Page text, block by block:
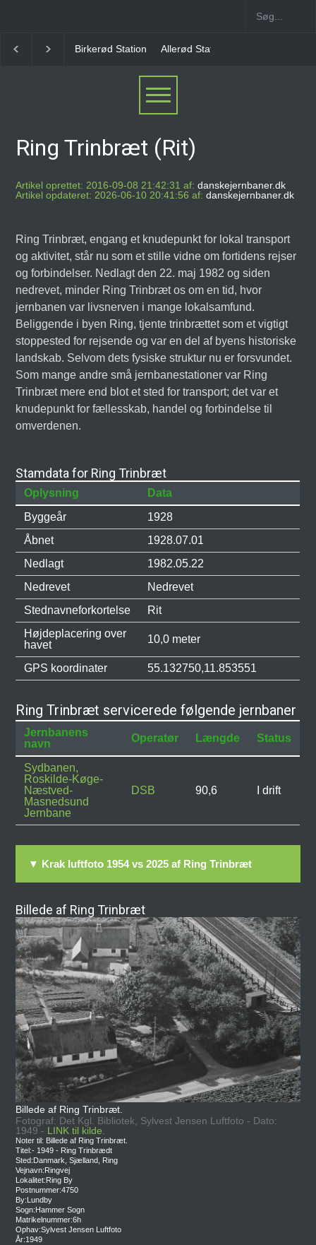
Station Allerød Station Favrholm Station
Ring Trinbræt (Rit)
Artikel oprettet: 2016-09-08 21:42:31 af: danskejernbaner.dk
Artikel opdateret: 2026-06-10 20:41:56 af: danskejernbaner.dk
Ring Trinbræt, engang et knudepunkt for lokal transport
og aktivitet, står nu som et stille vidne om fortidens rejser
og forbindelser. Nedlagt den 22. maj 1982 og siden
nedrevet, minder Ring Trinbræt os om en tid, hvor
jernbanen var livsnerven i mange lokalsamfund.
Beliggende i byen Ring, tjente trinbrættet som et vigtigt
stoppested for rejsende og var en del af byens historiske
landskab. Selvom dets fysiske struktur nu er forsvundet.
Som mange andre små jernbanestationer var Ring
Trinbræt mere end blot et sted for transport; det var et
knudepunkt for fællesskab, handel og forbindelse til
omverdenen.
Stamdata for Ring Trinbræt
Oplysning
Data
Byggeår
1928
Åbnet
1928.07.01
Nedlagt
1982.05.22
Nedrevet
Nedrevet
Stednavneforkortelse
Rit
Højdeplacering over
havet
10,0 meter
GPS koordinater 55.132750,11.853551
Ring Trinbræt servicerede følgende jernbaner
Jernbanens
navn
Operatør Længde Status
Sydbanen,
Roskilde-Køge-
Næstved-
Masnedsund
Jernbane
DSB 90,6 I drift
▼ Krak luftfoto 1954 vs 2025 af Ring Trinbræt
Billede af Ring Trinbræt
Billede af Ring Trinbræt.
Fotograf: Det Kgl. Bibliotek, Sylvest Jensen Luftfoto - Dato:
1949 - LINK til kilde.
Noter til: Billede af Ring Trinbræt.
Titel:- 1949 - Ring Trinbrædt
Sted:Danmark, Sjælland, Ring
Vejnavn:Ringvej
Lokalitet:Ring By
Postnummer:4750
By:Lundby
Sogn:Hammer Sogn
Matrikelnummer:6h
Ophav:Sylvest Jensen Luftfoto
År:1949